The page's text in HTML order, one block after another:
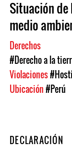
Situación
medio
Derechos
#Derecho a la
Violaciones
Ubicación#Perú
DECLARACIÓN